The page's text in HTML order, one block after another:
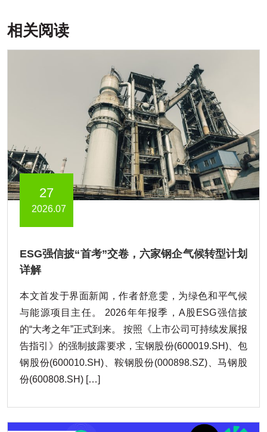
相关阅读
27
2026.07
ESG强信披“首考”交卷，六家钢企气候转型计划
详解
本文首发于界面新闻，作者舒意雯，为绿色和平气候
与能源项目主任。 2026年年报季，A股ESG强信披
的“大考之年”正式到来。 按照《上市公司可持续发展报
告指引》的强制披露要求，宝钢股份(600019.SH)、包
钢股份(600010.SH)、鞍钢股份(000898.SZ)、马钢股
份(600808.SH) […]